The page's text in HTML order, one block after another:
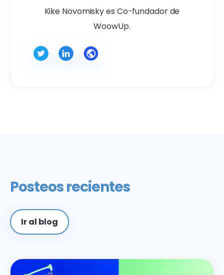
Kike Novomisky es Co-fundador de
WoowUp.
Posteos recientes
Ir al blog